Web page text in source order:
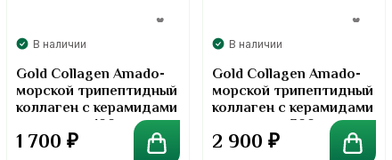
В наличии
Gold Collagen Amado-
морской трипептидный
коллаген с керамидами
в порошке. 100 грамм
1 700 ₽
В наличии
Gold Collagen Amado-
морской трипептидный
коллаген с керамидами
в порошке. 300 грамм
2 900 ₽